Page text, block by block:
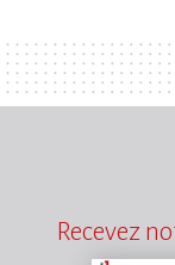
Recevez